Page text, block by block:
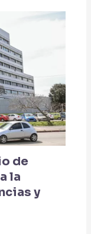
de
la
y